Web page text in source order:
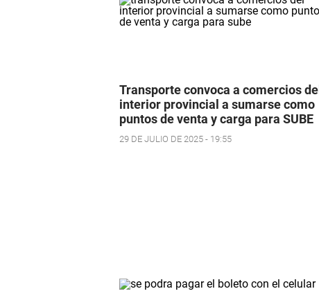
Transporte convoca a comercios del
interior provincial a sumarse como
puntos de venta y carga para SUBE
29 DE JULIO DE 2025 - 19:55